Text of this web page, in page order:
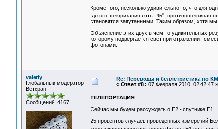
Кроме того, несколько удивительно то, что для
где его поляризация есть -45o, противоположная
становятся запутанными. Таким образом, хотя
Объяснение этих двух в чем-то удивительных
которому подвергается свет при отражении,
фотонами.
valeriy
Глобальный модератор
Ветеран
Сообщений: 4167
Re: Переводы и беллетристика по КМ
« Ответ #8 : 07 Февраля 2010, 02:42:47 »
ТЕЛЕПОРТАЦИЯ
Сейчас мы будем рассуждать о E2 - спутнике E1.
25 процентов случаев проведенных измерений